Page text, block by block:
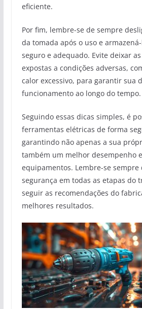
eficiente.
Por fim, lembre-se de sempre
da tomada após o uso e
seguro e adequado. Evite deixar
expostas a condições adversas,
calor excessivo, para garantir sua
funcionamento ao longo do tempo.
Seguindo essas dicas simples, é
ferramentas elétricas de forma
garantindo não apenas a sua
também um melhor desempenho
equipamentos. Lembre-se
segurança em todas as etapas do
seguir as recomendações do
melhores resultados.